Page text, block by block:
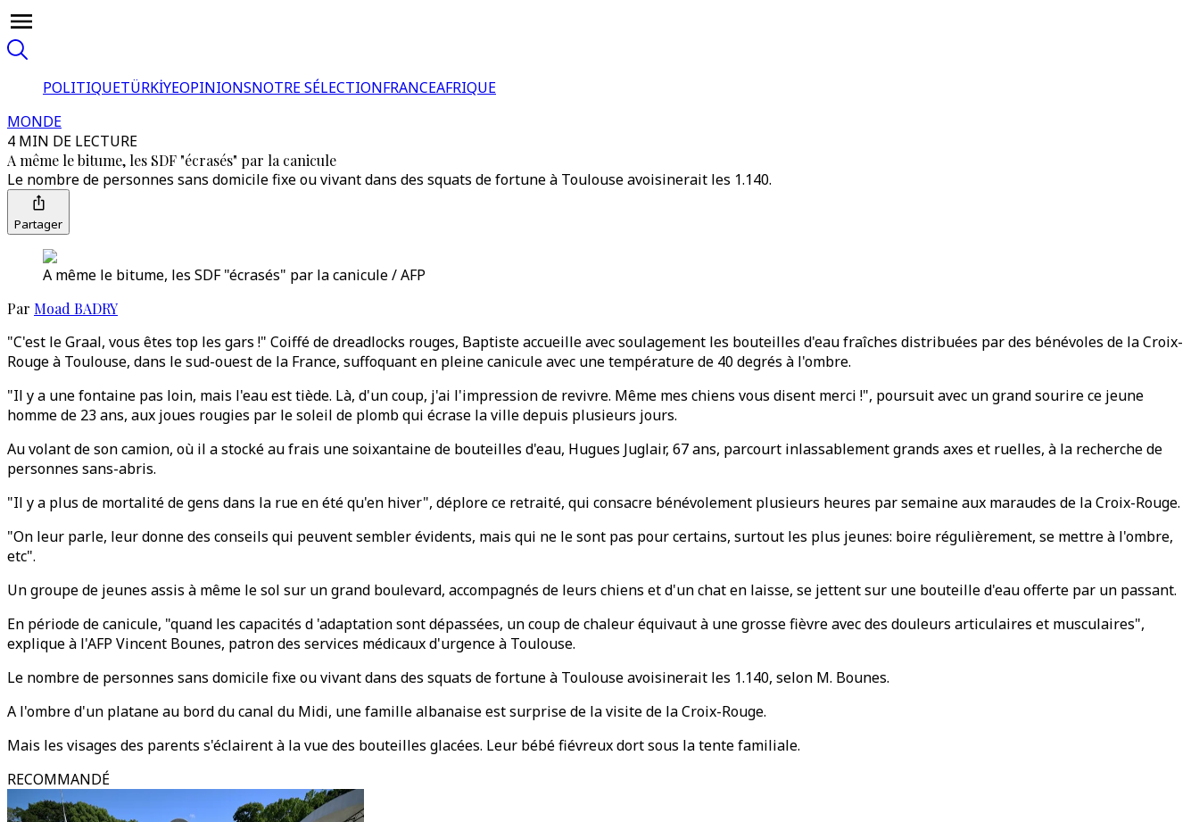
POLITIQUETÜRKİYEOPINIONSNOTRE SÉLECTIONFRANCEAFRIQUE
MONDE
4 MIN DE LECTURE
A même le bitume, les SDF "écrasés" par la canicule
Le nombre de personnes sans domicile fixe ou vivant dans des squats de fortune à Toulouse avoisinerait les 1.140.
Partager
A même le bitume, les SDF "écrasés" par la canicule / AFP
Par Moad BADRY
"C'est le Graal, vous êtes top les gars !" Coiffé de dreadlocks rouges, Baptiste accueille avec soulagement les bouteilles d'eau fraîches distribuées par des bénévoles de la Croix-
Rouge à Toulouse, dans le sud-ouest de la France, suffoquant en pleine canicule avec une température de 40 degrés à l'ombre.
"Il y a une fontaine pas loin, mais l'eau est tiède. Là, d'un coup, j'ai l'impression de revivre. Même mes chiens vous disent merci !", poursuit avec un grand sourire ce jeune
homme de 23 ans, aux joues rougies par le soleil de plomb qui écrase la ville depuis plusieurs jours.
Au volant de son camion, où il a stocké au frais une soixantaine de bouteilles d'eau, Hugues Juglair, 67 ans, parcourt inlassablement grands axes et ruelles, à la recherche de
personnes sans-abris.
"Il y a plus de mortalité de gens dans la rue en été qu'en hiver", déplore ce retraité, qui consacre bénévolement plusieurs heures par semaine aux maraudes de la Croix-Rouge.
"On leur parle, leur donne des conseils qui peuvent sembler évidents, mais qui ne le sont pas pour certains, surtout les plus jeunes: boire régulièrement, se mettre à l'ombre,
etc".
Un groupe de jeunes assis à même le sol sur un grand boulevard, accompagnés de leurs chiens et d'un chat en laisse, se jettent sur une bouteille d'eau offerte par un passant.
En période de canicule, "quand les capacités d 'adaptation sont dépassées, un coup de chaleur équivaut à une grosse fièvre avec des douleurs articulaires et musculaires",
explique à l'AFP Vincent Bounes, patron des services médicaux d'urgence à Toulouse.
Le nombre de personnes sans domicile fixe ou vivant dans des squats de fortune à Toulouse avoisinerait les 1.140, selon M. Bounes.
A l'ombre d'un platane au bord du canal du Midi, une famille albanaise est surprise de la visite de la Croix-Rouge.
Mais les visages des parents s'éclairent à la vue des bouteilles glacées. Leur bébé fiévreux dort sous la tente familiale.
RECOMMANDÉ